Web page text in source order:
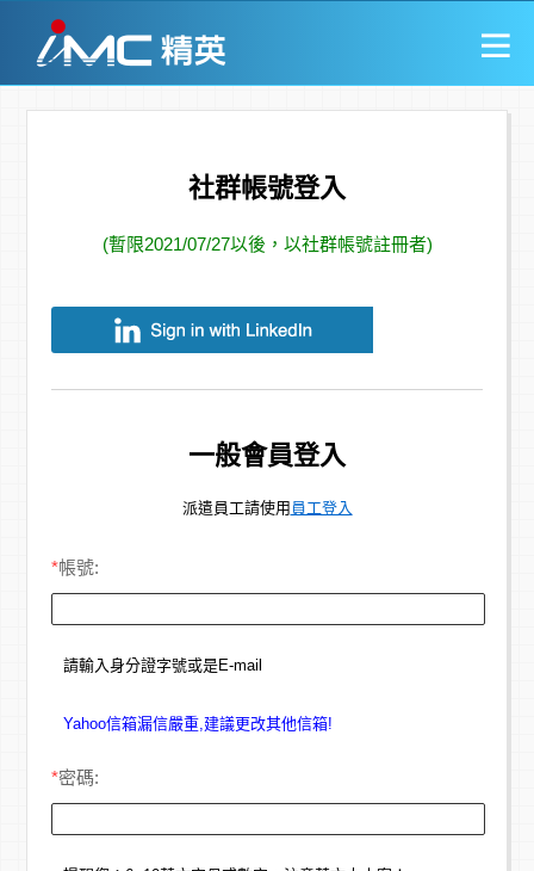
社群帳號登入
(暫限2021/07/27以後，以社群帳號註冊者)
一般會員登入
派遣員工請使用 員工登入
*帳號:
請輸入身分證字號或是E-mail
Yahoo信箱漏信嚴重,建議更改其他信箱!
*密碼: